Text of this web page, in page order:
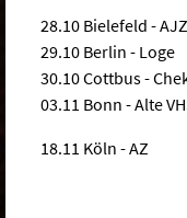
28.10 Bielefeld - AJZ
29.10 Berlin - Loge
30.10 Cottbus -
03.11 Bonn - Alte
18.11 Köln - AZ